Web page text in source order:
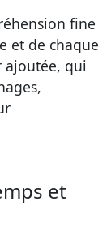
fine
et de chaque
ajoutée, qui
et